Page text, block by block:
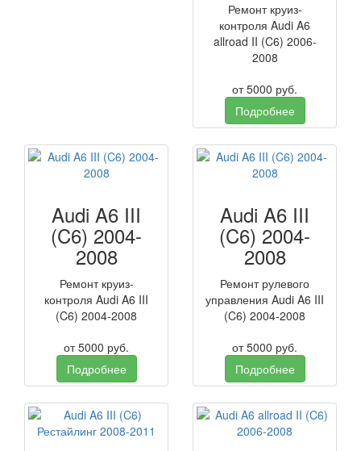
Ремонт круиз-
контроля Audi A6
allroad II (C6) 2006-
2008
от5000 руб.
Подробнее
Audi A6 III
(C6) 2004-
2008
Ремонт круиз-
контроля Audi A6 III
(C6) 2004-2008
от5000 руб.
Подробнее
Audi A6 III
(C6) 2004-
2008
Ремонт рулевого
управления Audi A6 III
(C6) 2004-2008
от5000 руб.
Подробнее